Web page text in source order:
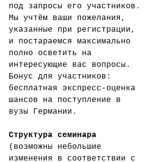
под запросы его участников.
Мы учтём ваши пожелания,
указанные при регистрации,
и постараемся максимально
полно осветить на
интересующие вас вопросы.
Бонус для участников:
бесплатная экспресс-оценка
шансов на поступление в
вузы Германии.
Структура семинара
(возможны небольшие
изменения в соответствии с